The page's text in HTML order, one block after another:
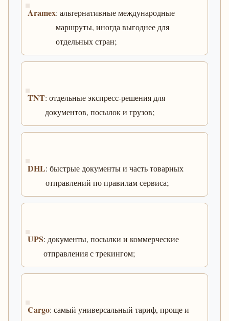
Aramex: альтернативные международные
маршруты, иногда выгоднее для
отдельных стран;
TNT: отдельные экспресс-решения для
документов, посылок и грузов;
DHL: быстрые документы и часть товарных
отправлений по правилам сервиса;
UPS: документы, посылки и коммерческие
отправления с трекингом;
Cargo: самый универсальный тариф, проще и